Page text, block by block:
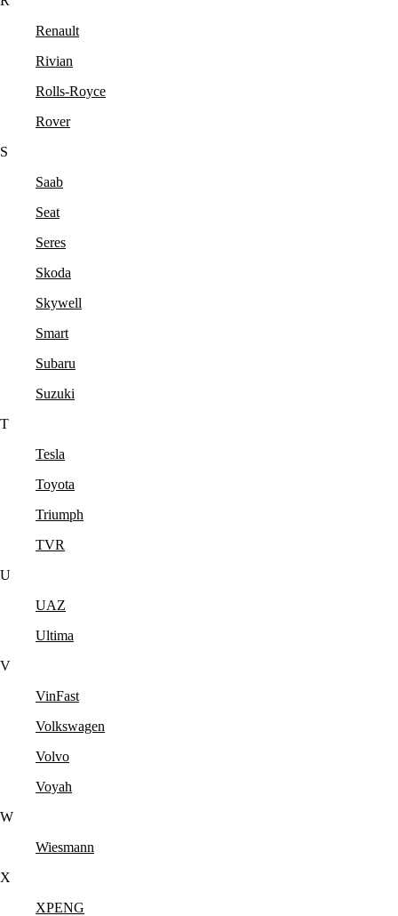
Renault
Rivian
Rolls-Royce
Rover
S
Saab
Seat
Seres
Skoda
Skywell
Smart
Subaru
Suzuki
T
Tesla
Toyota
Triumph
TVR
U
UAZ
Ultima
V
VinFast
Volkswagen
Volvo
Voyah
W
Wiesmann
X
XPENG